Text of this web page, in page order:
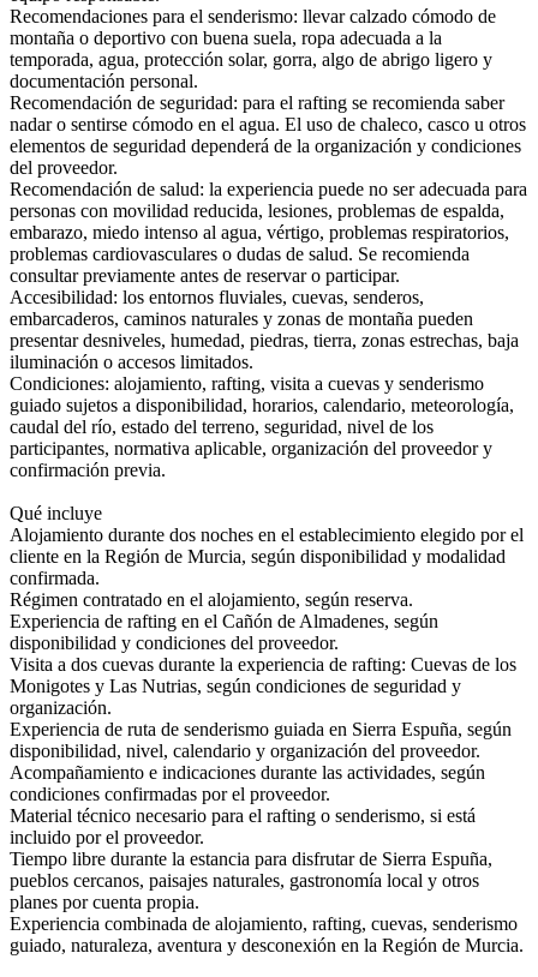
Recomendaciones para el senderismo: llevar calzado cómodo de
montaña o deportivo con buena suela, ropa adecuada a la
temporada, agua, protección solar, gorra, algo de abrigo ligero y
documentación personal.
Recomendación de seguridad: para el rafting se recomienda saber
nadar o sentirse cómodo en el agua. El uso de chaleco, casco u otros
elementos de seguridad dependerá de la organización y condiciones
del proveedor.
Recomendación de salud: la experiencia puede no ser adecuada para
personas con movilidad reducida, lesiones, problemas de espalda,
embarazo, miedo intenso al agua, vértigo, problemas respiratorios,
problemas cardiovasculares o dudas de salud. Se recomienda
consultar previamente antes de reservar o participar.
Accesibilidad: los entornos fluviales, cuevas, senderos,
embarcaderos, caminos naturales y zonas de montaña pueden
presentar desniveles, humedad, piedras, tierra, zonas estrechas, baja
iluminación o accesos limitados.
Condiciones: alojamiento, rafting, visita a cuevas y senderismo
guiado sujetos a disponibilidad, horarios, calendario, meteorología,
caudal del río, estado del terreno, seguridad, nivel de los
participantes, normativa aplicable, organización del proveedor y
confirmación previa.
Qué incluye
Alojamiento durante dos noches en el establecimiento elegido por el
cliente en la Región de Murcia, según disponibilidad y modalidad
confirmada.
Régimen contratado en el alojamiento, según reserva.
Experiencia de rafting en el Cañón de Almadenes, según
disponibilidad y condiciones del proveedor.
Visita a dos cuevas durante la experiencia de rafting: Cuevas de los
Monigotes y Las Nutrias, según condiciones de seguridad y
organización.
Experiencia de ruta de senderismo guiada en Sierra Espuña, según
disponibilidad, nivel, calendario y organización del proveedor.
Acompañamiento e indicaciones durante las actividades, según
condiciones confirmadas por el proveedor.
Material técnico necesario para el rafting o senderismo, si está
incluido por el proveedor.
Tiempo libre durante la estancia para disfrutar de Sierra Espuña,
pueblos cercanos, paisajes naturales, gastronomía local y otros
planes por cuenta propia.
Experiencia combinada de alojamiento, rafting, cuevas, senderismo
guiado, naturaleza, aventura y desconexión en la Región de Murcia.